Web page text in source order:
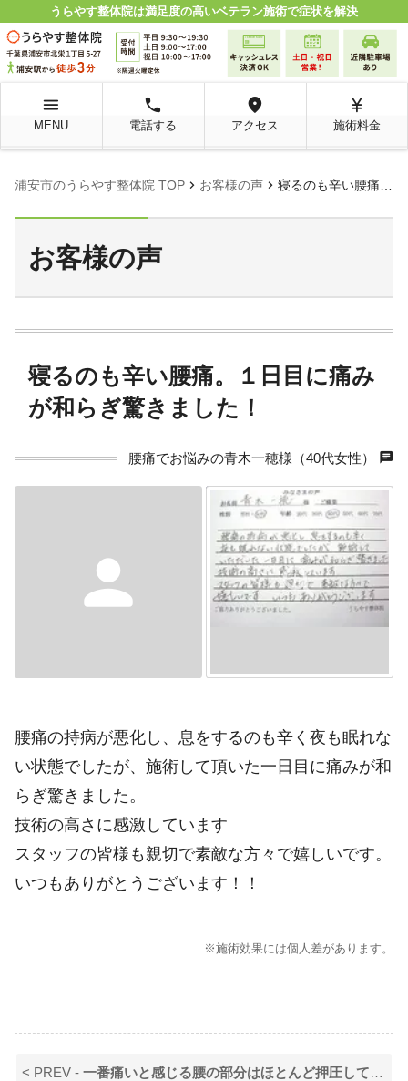
うらやす整体院は満足度の高いベテラン施術で症状を解決
menu
MENU
local_phone
電話する
room
アクセス
currency_yen
施術料金
浦安市のうらやす整体院 TOP chevron_right お客様の声 chevron_right 寝るのも辛い腰痛。１日目に痛みが和らぎ驚きました！
お客様の声
寝るのも辛い腰痛。１日目に痛み
が和らぎ驚きました！
腰痛でお悩みの青木一穂様（40代女性） chat
person
腰痛の持病が悪化し、息をするのも辛く夜も眠れな
い状態でしたが、施術して頂いた一日目に痛みが和
らぎ驚きました。
技術の高さに感激しています
スタッフの皆様も親切で素敵な方々で嬉しいです。
いつもありがとうございます！！
※施術効果には個人差があります。
< PREV -一番痛いと感じる腰の部分はほとんど押圧していないにも関わらず、痛みが引いて驚きました！